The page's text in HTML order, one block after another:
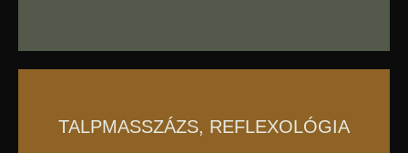
TALPMASSZÁZS, REFLEXOLÓGIA